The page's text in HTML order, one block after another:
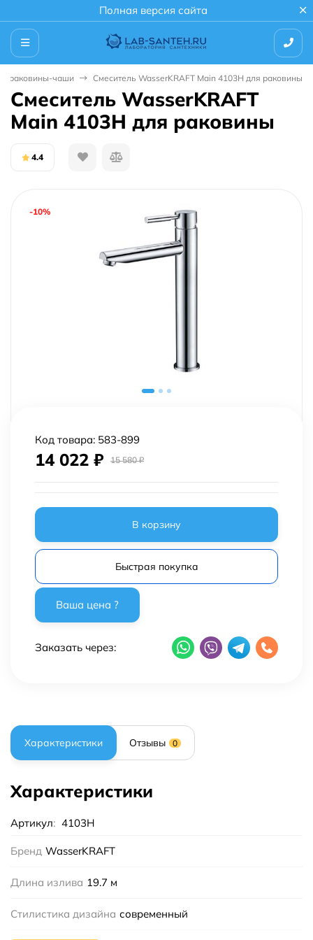
Полная версия сайта
раковины-чаши Смеситель WasserKRAFT Main 4103H для раковины
Смеситель WasserKRAFT
Main 4103H для раковины
4.4
-10%
Код товара: 583-899
14 022 ₽ 15 580₽
В корзину
Быстрая покупка
Заказать через:
Характеристики Отзывы 0
Характеристики
Артикул: 4103H
Бренд WasserKRAFT
Длина излива 19.7 м
Стилистика дизайна современный